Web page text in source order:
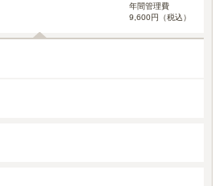
年間管理費
9,600円（税込）